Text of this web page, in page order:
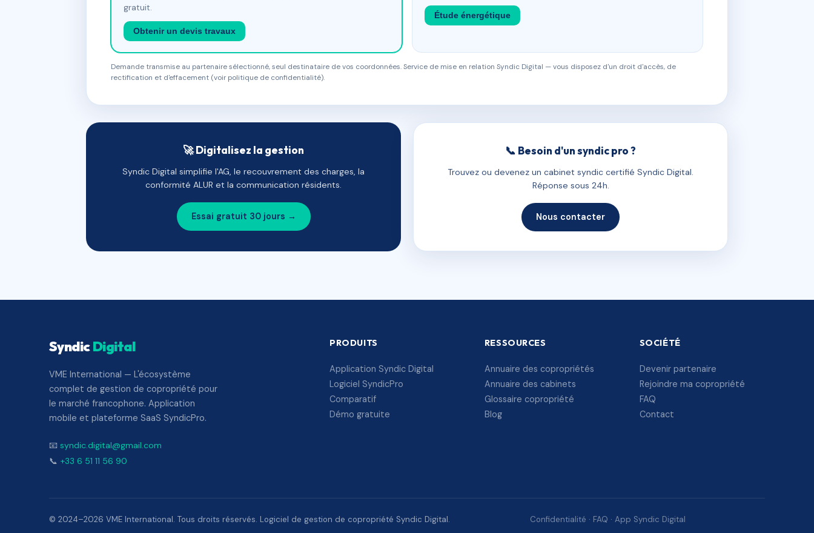
gratuit.
Obtenir un devis travaux
Étude énergétique
Demande transmise au partenaire sélectionné, seul destinataire de vos coordonnées. Service de mise en relation Syndic Digital — vous disposez d'un droit d'accès, de
rectification et d'effacement (voir politique de confidentialité).
🚀 Digitalisez la gestion
Syndic Digital simplifie l'AG, le recouvrement des charges, la
conformité ALUR et la communication résidents.
Essai gratuit 30 jours →
📞 Besoin d'un syndic pro ?
Trouvez ou devenez un cabinet syndic certifié Syndic Digital.
Réponse sous 24h.
Nous contacter
SyndicDigital
VME International — L'écosystème
complet de gestion de copropriété pour
le marché francophone. Application
mobile et plateforme SaaS SyndicPro.
📧 syndic.digital@gmail.com
📞 +33 6 51 11 56 90
PRODUITS
Application Syndic Digital
Logiciel SyndicPro
Comparatif
Démo gratuite
RESSOURCES
Annuaire des copropriétés
Annuaire des cabinets
Glossaire copropriété
Blog
SOCIÉTÉ
Devenir partenaire
Rejoindre ma copropriété
FAQ
Contact
© 2024–2026 VME International. Tous droits réservés. Logiciel de gestion de copropriété Syndic Digital. Confidentialité · FAQ · App Syndic Digital